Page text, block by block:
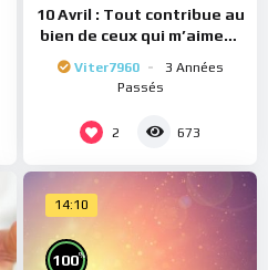
10 Avril : Tout contribue au
bien de ceux qui m’aiment
Viter7960
3 Années
Passés
2 673
14:10
100%